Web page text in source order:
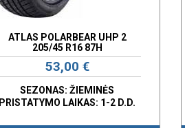
ATLAS POLARBEAR UHP 2
205/45 R16 87H
53,00 €
SEZONAS: ŽIEMINĖS
PRISTATYMO LAIKAS: 1-2 D.D.